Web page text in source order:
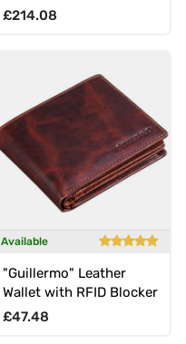
Large Vintage Briefcase
Regular price
£214.08
Available
"Guillermo" Leather
Wallet with RFID Blocker
Regular price
£47.48